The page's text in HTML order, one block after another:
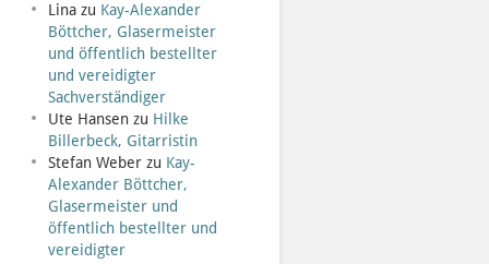
Lina zu Kay-Alexander
Böttcher, Glasermeister
und öffentlich bestellter
und vereidigter
Sachverständiger
Ute Hansen zu Hilke
Billerbeck, Gitarristin
Stefan Weber zu Kay-
Alexander Böttcher,
Glasermeister und
öffentlich bestellter und
vereidigter